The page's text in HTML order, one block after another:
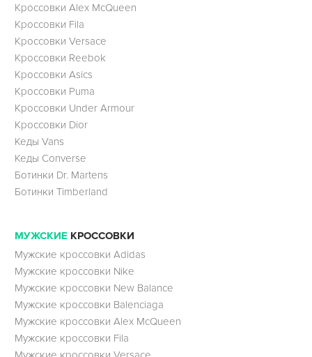
Кроссовки Alex McQueen
Кроссовки Fila
Кроссовки Versace
Кроссовки Reebok
Кроссовки Asics
Кроссовки Puma
Кроссовки Under Armour
Кроссовки Dior
Кеды Vans
Кеды Converse
Ботинки Dr. Martens
Ботинки Timberland
МУЖСКИЕ КРОССОВКИ
Мужские кроссовки Adidas
Мужские кроссовки Nike
Мужские кроссовки New Balance
Мужские кроссовки Balenciaga
Мужские кроссовки Alex McQueen
Мужские кроссовки Fila